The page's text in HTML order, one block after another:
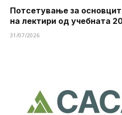
Потсетување за
на лектири од учебната
31/07/2026